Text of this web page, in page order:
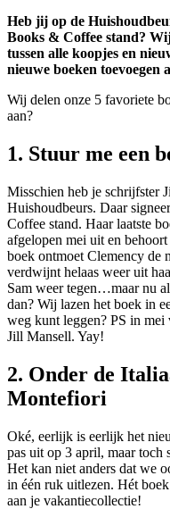
Heb jij op de
Books & Coffee stand?
tussen alle koopjes en
nieuwe boeken toevoegen
Wij delen onze 5 favoriete
aan?
1. Stuur me een
Misschien heb je schrijfster
Huishoudbeurs. Daar
Coffee stand. Haar laatste
afgelopen mei uit en
boek ontmoet Clemency de
verdwijnt helaas weer uit
Sam weer tegen…maar nu
dan? Wij lazen het boek in
weg kunt leggen? PS in
Jill Mansell. Yay!
2. Onder de
Montefiori
Oké, eerlijk is eerlijk het
pas uit op 3 april, maar toch
Het kan niet anders dat we
in één ruk uitlezen. Hét
aan je vakantiecollectie!